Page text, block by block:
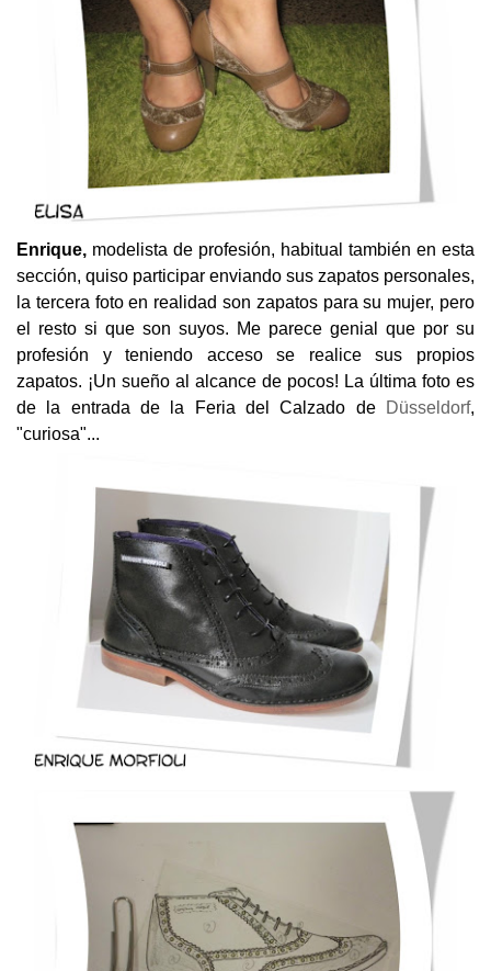
Enrique, modelista de profesión, habitual también en esta
sección, quiso participar enviando sus zapatos personales,
la tercera foto en realidad son zapatos para su mujer, pero
el resto si que son suyos. Me parece genial que por su
profesión y teniendo acceso se realice sus propios
zapatos. ¡Un sueño al alcance de pocos! La última foto es
de la entrada de la Feria del Calzado de
Düsseldorf,
"curiosa"...